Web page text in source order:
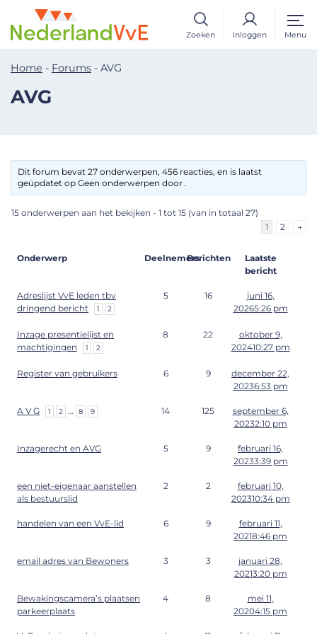
Zoeken Inloggen Menu
Home - Forums - AVG
AVG
Dit forum bevat 27 onderwerpen, 456 reacties, en is laatst
geüpdatet op Geen onderwerpen door .
15 onderwerpen aan het bekijken - 1 tot 15 (van in totaal 27)
1
2 →
Onderwerp DeelnemersBerichten
Laatste
bericht
Adreslijst VvE leden tbv
dringend bericht
1 2
5 16
juni 16,
20265:26 pm
Inzage presentielijst en
machtigingen
1 2
8 22
oktober 9,
202410:27 pm
Register van gebruikers 6 9
december 22,
20236:53 pm
A V G 1 2 … 8 9 14 125
september 6,
20232:10 pm
Inzagerecht en AVG 5 9
februari 16,
20233:39 pm
een niet-eigenaar aanstellen
als bestuurslid
2 2
februari 10,
202310:34 pm
handelen van een VvE-lid 6 9
februari 11,
20218:46 pm
email adres van Bewoners 3 3
januari 28,
20213:20 pm
Bewakingscamera’s plaatsen
parkeerplaats
4 8
mei 11,
20204:15 pm